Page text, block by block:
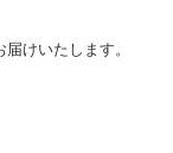
けいたします。